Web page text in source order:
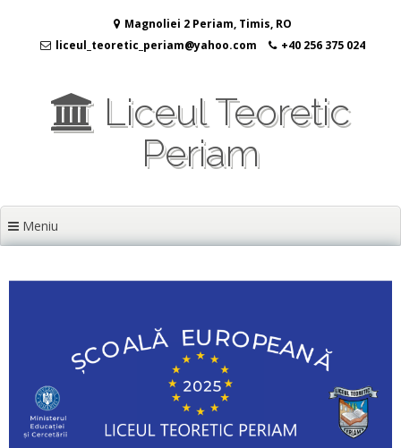
conținut
Magnoliei 2 Periam, Timis, RO
liceul_teoretic_periam@yahoo.com
+40 256 375 024
Liceul Teoretic
Periam
Meniu